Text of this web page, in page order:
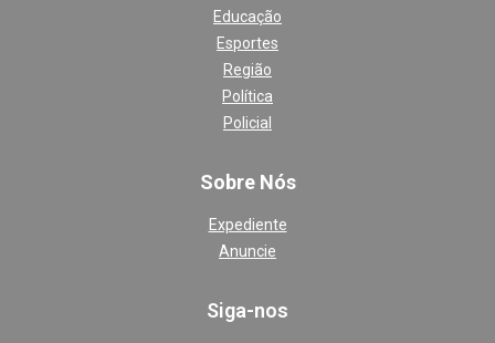
Educação
Esportes
Região
Política
Policial
Sobre Nós
Expediente
Anuncie
Siga-nos